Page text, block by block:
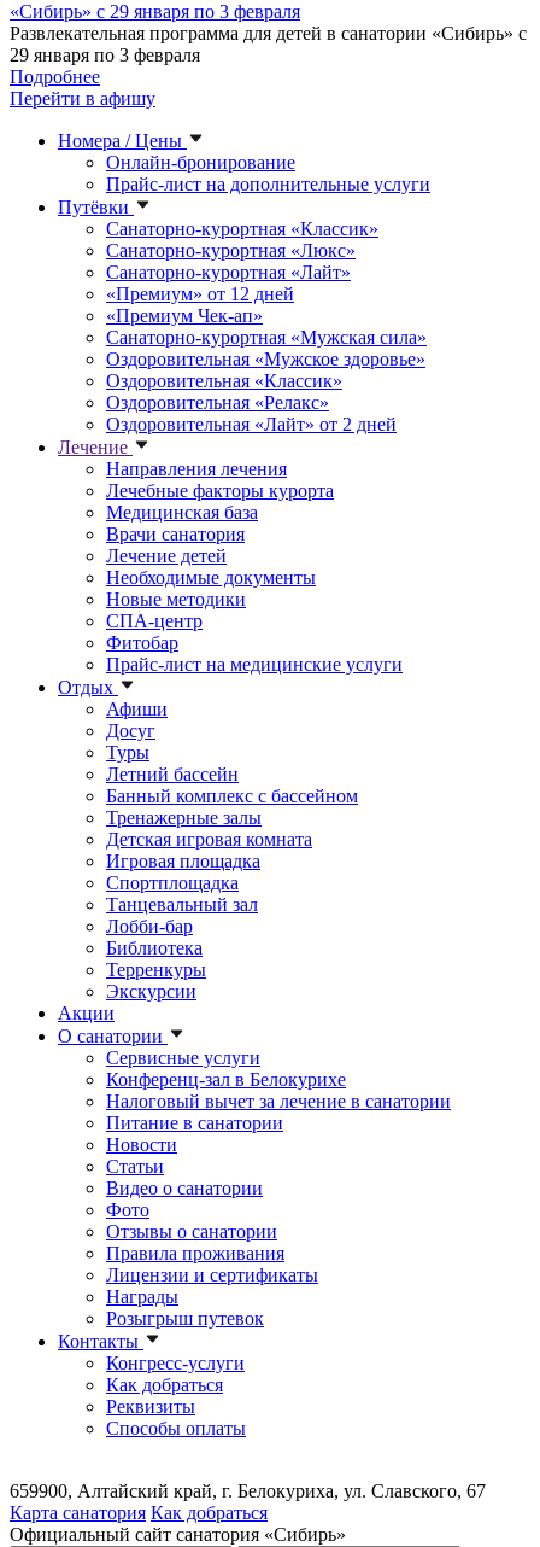
Развлекательная программа для детей в санатории «Сибирь» с
29 января по 3 февраля
Подробнее
Перейти в афишу
Номера / Цены
Онлайн-бронирование
Прайс-лист на дополнительные услуги
Путёвки
Санаторно-курортная «Классик»
Санаторно-курортная «Люкс»
Санаторно-курортная «Лайт»
«Премиум» от 12 дней
«Премиум Чек-ап»
Санаторно-курортная «Мужская сила»
Оздоровительная «Мужское здоровье»
Оздоровительная «Классик»
Оздоровительная «Релакс»
Оздоровительная «Лайт» от 2 дней
Лечение
Направления лечения
Лечебные факторы курорта
Медицинская база
Врачи санатория
Лечение детей
Необходимые документы
Новые методики
СПА-центр
Фитобар
Прайс-лист на медицинские услуги
Отдых
Афиши
Досуг
Туры
Летний бассейн
Банный комплекс с бассейном
Тренажерные залы
Детская игровая комната
Игровая площадка
Спортплощадка
Танцевальный зал
Лобби-бар
Библиотека
Терренкуры
Экскурсии
Акции
О санатории
Сервисные услуги
Конференц-зал в Белокурихе
Налоговый вычет за лечение в санатории
Питание в санатории
Новости
Статьи
Видео о санатории
Фото
Отзывы о санатории
Правила проживания
Лицензии и сертификаты
Награды
Розыгрыш путевок
Контакты
Конгресс-услуги
Как добраться
Реквизиты
Способы оплаты
659900, Алтайский край, г. Белокуриха, ул. Славского, 67
Карта санатория Как добраться
Официальный сайт санатория «Сибирь»